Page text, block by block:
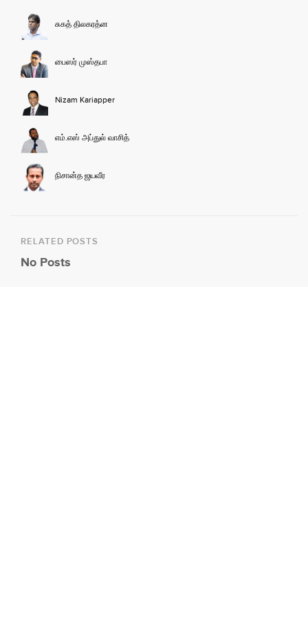
சுகத் திலகரத்ன
பைஸர் முஸ்தபா
Nizam Kariapper
எம்.எஸ் அப்துல் வாசித்
நிசான்த ஜயவீர
RELATED POSTS
No Posts